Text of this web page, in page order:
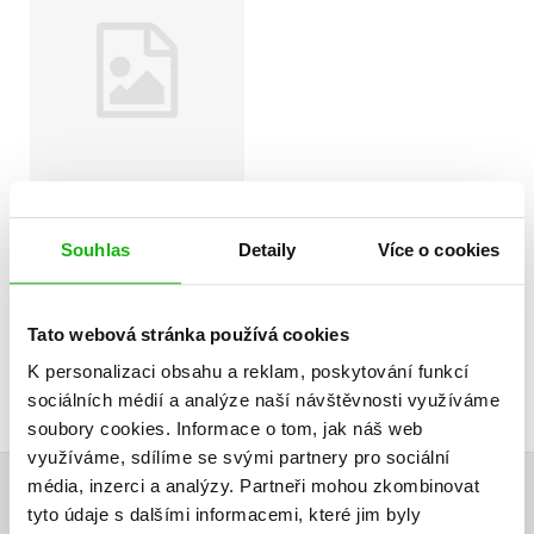
Souhlas Detaily Více o cookies
Tato webová stránka používá cookies
K personalizaci obsahu a reklam, poskytování funkcí
sociálních médií a analýze naší návštěvnosti využíváme
soubory cookies. Informace o tom, jak náš web
využíváme, sdílíme se svými partnery pro sociální
média, inzerci a analýzy. Partneři mohou zkombinovat
tyto údaje s dalšími informacemi, které jim byly
zoo - Ostražitý
lenochod
Amelia Cobb
229 Kč
183 Kč
Ema a její kouzelná
zoo - Poťouchlý rys
Amelia Cobb
HODNOCENÍ ČTENÁŘŮ